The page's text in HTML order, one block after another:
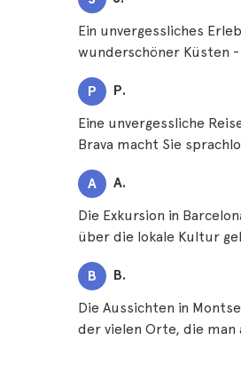
Ein unvergessliches
wunderschöner Küsten
P P.
Eine unvergessliche
Brava macht Sie
A A.
Die Exkursion in
über die lokale Kultur
B B.
Die Aussichten in
der vielen Orte, die man